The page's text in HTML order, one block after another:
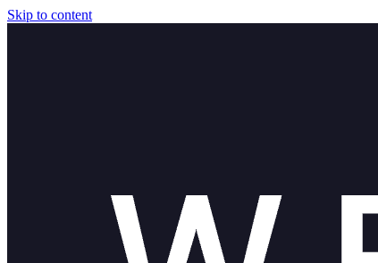
Skip to content